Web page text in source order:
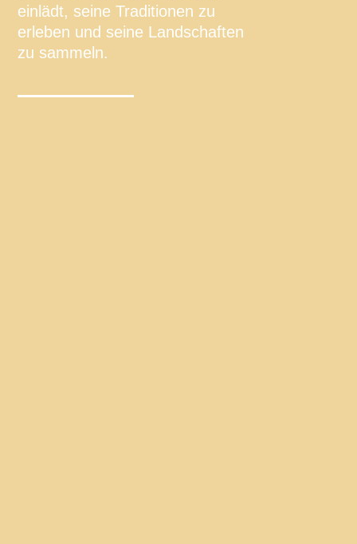
einlädt, seine Traditionen zu
erleben und seine Landschaften
zu sammeln.